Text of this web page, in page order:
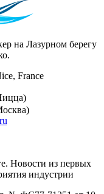
на Лазурном берегу
France
Новости из первых
индустрии